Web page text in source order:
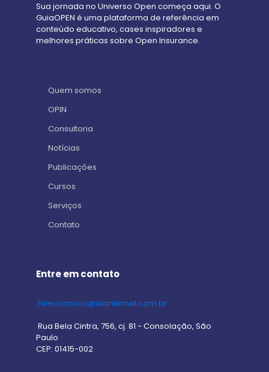
Sua jornada no Universo Open começa aqui. O
GuiaOPEN é uma plataforma de referência em
conteúdo educativo, cases inspiradores e
melhores práticas sobre Open Insurance.
Quem somos
OPIN
Consultoria
Notícias
Publicações
Cursos
Serviços
Contato
Entre em contato
faleconosco@viainternet.com.br
Rua Bela Cintra, 756, cj. 81 - Consolação, São
Paulo
CEP: 01415-002